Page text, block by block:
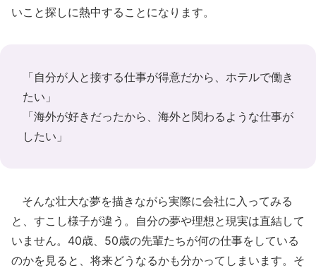
いこと探しに熱中することになります。
「自分が人と接する仕事が得意だから、ホテルで働き
たい」
「海外が好きだったから、海外と関わるような仕事が
したい」
そんな壮大な夢を描きながら実際に会社に入ってみる
と、すこし様子が違う。自分の夢や理想と現実は直結して
いません。40歳、50歳の先輩たちが何の仕事をしている
のかを見ると、将来どうなるかも分かってしまいます。そ